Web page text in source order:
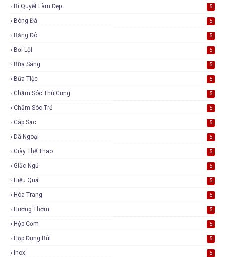
Bí Quyết Làm Đẹp 5
Bóng Đá 5
Băng Đô 5
Bơi Lội 5
Bữa Sáng 5
Bữa Tiệc 5
Chăm Sóc Thú Cưng 5
Chăm Sóc Trẻ 5
Cáp Sạc 5
Dã Ngoại 5
Giày Thể Thao 5
Giấc Ngủ 5
Hiệu Quả 5
Hóa Trang 5
Hương Thơm 5
Hộp Cơm 5
Hộp Đựng Bút 5
Inox 5